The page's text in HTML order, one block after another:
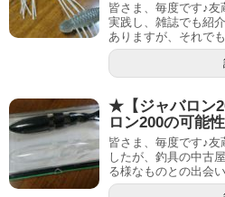
皆さま、毎度です♪
実践し、雑誌でも紹
ありますが、それで
★【ジャバロン
ロン200の可能
皆さま、毎度です♪友
したが、釣具の中古
る様なものとの出会